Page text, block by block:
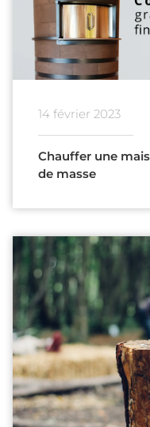
14 février 2023
Chauffer une
de masse